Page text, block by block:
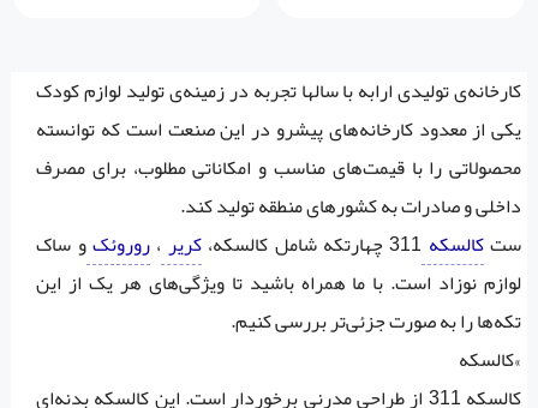
کارخانه‌ی تولیدی ارابه با سالها تجربه در زمینه‌ی تولید لوازم کودک
یکی از معدود کارخانه‌های پیشرو در این صنعت است که توانسته
محصولاتی را با قیمت‌های مناسب و امکاناتی مطلوب، برای مصرف
داخلی و صادرات به کشور‌های منطقه تولید کند.
ستکالسکه 311 چهارتکه شامل کالسکه،‌ کریر ،روروئکو ساک
لوازم نوزاد است. با ما همراه باشید تا ویژگی‌های هر یک از این
تکه‌ها را به صورت جزئی‌تر بررسی کنیم.
»کالسکه
کالسکه 311 از طراحی مدرنی برخوردار است. این کالسکه بدنه‌ای